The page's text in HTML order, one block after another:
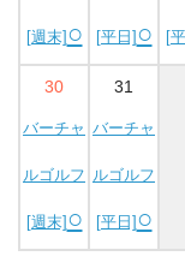
[週末] ○ [平日] ○ [
30
バーチャ
ルゴルフ
[週末] ○
31
バーチャ
ルゴルフ
[平日] ○